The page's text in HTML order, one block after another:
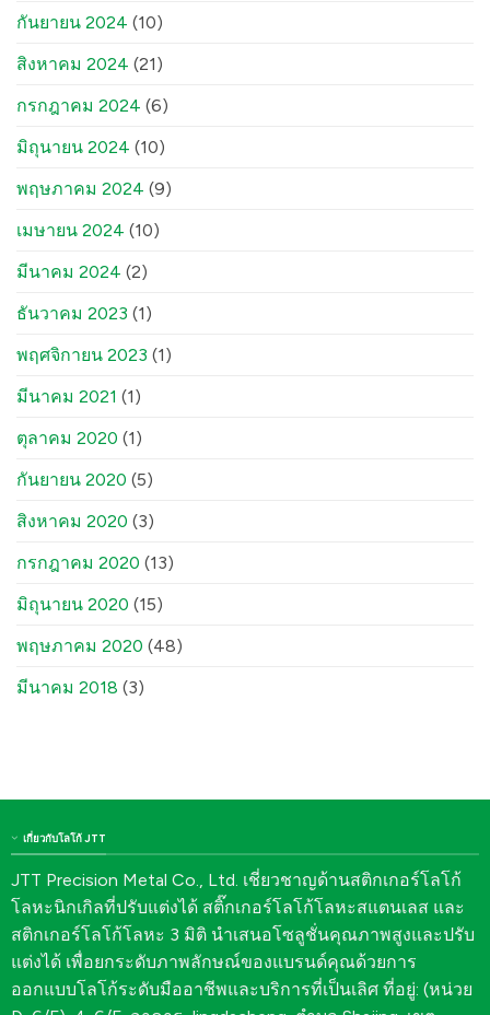
กันยายน 2024 (10)
สิงหาคม 2024 (21)
กรกฎาคม 2024 (6)
มิถุนายน 2024 (10)
พฤษภาคม 2024 (9)
เมษายน 2024 (10)
มีนาคม 2024 (2)
ธันวาคม 2023 (1)
พฤศจิกายน 2023 (1)
มีนาคม 2021 (1)
ตุลาคม 2020 (1)
กันยายน 2020 (5)
สิงหาคม 2020 (3)
กรกฎาคม 2020 (13)
มิถุนายน 2020 (15)
พฤษภาคม 2020 (48)
มีนาคม 2018 (3)
เกี่ยวกับโลโก้ JTT
JTT Precision Metal Co., Ltd. เชี่ยวชาญด้านสติกเกอร์โลโก้
โลหะนิกเกิลที่ปรับแต่งได้ สติ๊กเกอร์โลโก้โลหะสแตนเลส และ
สติกเกอร์โลโก้โลหะ 3 มิติ นำเสนอโซลูชั่นคุณภาพสูงและปรับ
แต่งได้ เพื่อยกระดับภาพลักษณ์ของแบรนด์คุณด้วยการ
ออกแบบโลโก้ระดับมืออาชีพและบริการที่เป็นเลิศ ที่อยู่: (หน่วย